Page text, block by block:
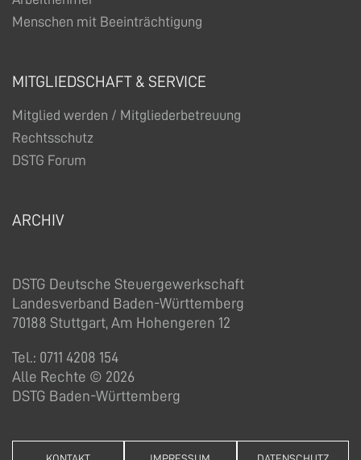
Menschen mit Beeinträchtigung
MITGLIEDSCHAFT & SERVICE
Mitglied werden / Mitgliederbetreuung
Rechtsschutz
DSTG Forum
ARCHIV
DSTG Deutsche Steuergewerkschaft
Landesverband Baden-Württemberg
70188 Stuttgart, Am Hohengeren 12
Tel.: 0711 4208 154
Alle Rechte © 2026
DSTG Baden-Württemberg